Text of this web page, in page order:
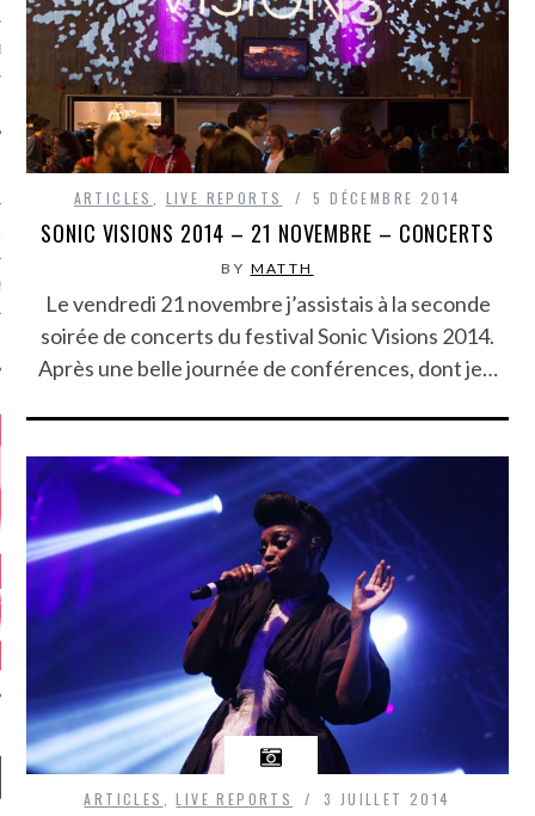
ARTICLES LIVE REPORTS 5 DÉCEMBRE 2014
SONIC VISIONS 2014 – 21 NOVEMBRE – CONCERTS
BY MATTH
Le vendredi 21 novembre j’assistais à la seconde
soirée de concerts du festival Sonic Visions 2014.
Après une belle journée de conférences, dont je…
ARTICLES ,LIVE REPORTS 3 JUILLET 2014